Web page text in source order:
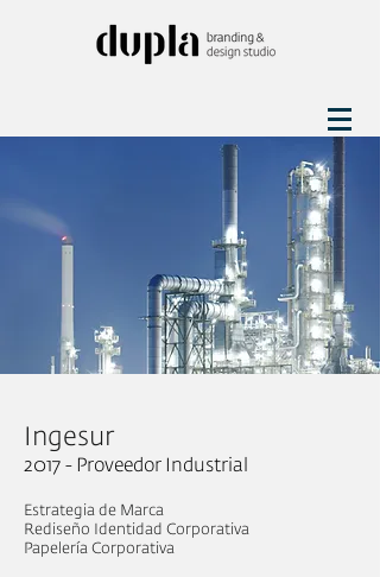
Ingesur
2017 - Proveedor Industrial
Estrategia de Marca
Rediseño Identidad Corporativa
Papelería Corporativa